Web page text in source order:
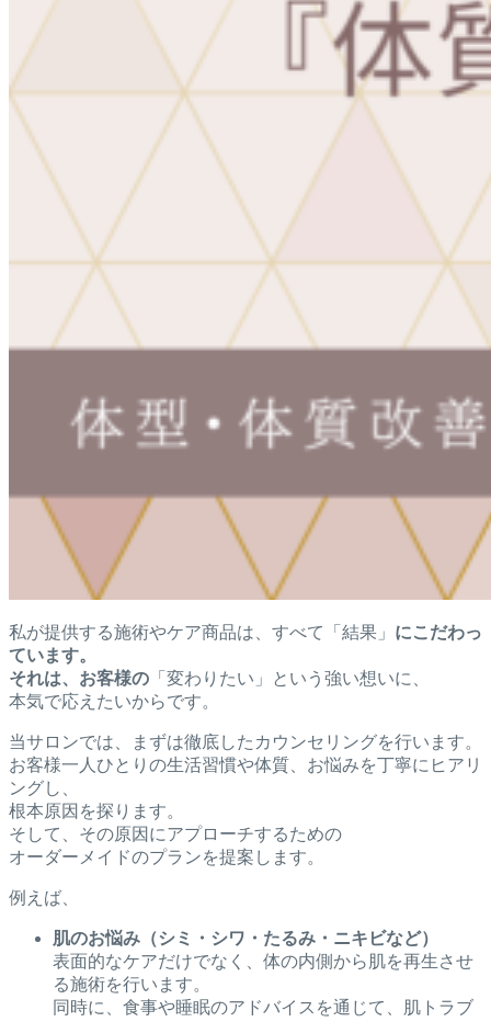
私が提供する施術やケア商品は、すべて「結果」 にこだわっ
ています。
それは、お客様の 「変わりたい」という強い想いに、
本気で応えたいからです。
当サロンでは、まずは徹底したカウンセリングを行います。
お客様一人ひとりの生活習慣や体質、お悩みを丁寧にヒアリ
ングし、
根本原因を探ります。
そして、その原因にアプローチするための
オーダーメイドのプランを提案します。
例えば、
肌のお悩み（シミ・シワ・たるみ・ニキビなど）
表面的なケアだけでなく、体の内側から肌を再生させ
る施術を行います。
同時に、食事や睡眠のアドバイスを通じて、肌トラブ